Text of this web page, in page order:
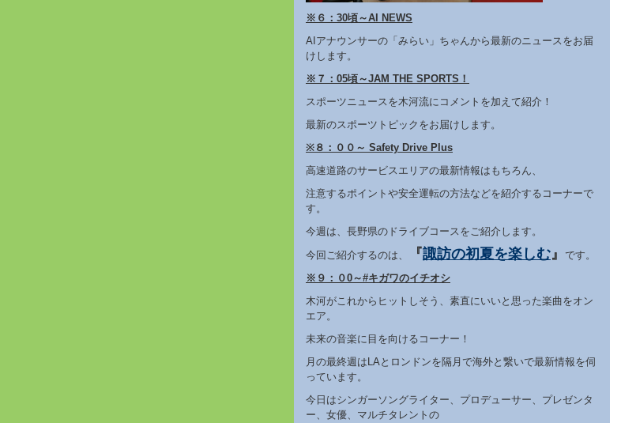
※６：30頃～AI NEWS
AIアナウンサーの「みらい」ちゃんから最新のニュースをお届
けします。
※７：05頃～JAM THE SPORTS！
スポーツニュースを木河流にコメントを加えて紹介！
最新のスポーツトピックをお届けします。
※８：００～ Safety Drive Plus
高速道路のサービスエリアの最新情報はもちろん、
注意するポイントや安全運転の方法などを紹介するコーナーで
す。
今週は、長野県のドライブコースをご紹介します。
今回ご紹介するのは、
『諏訪の初夏を楽しむ』
です。
※９：０0～#キガワのイチオシ
木河がこれからヒットしそう、素直にいいと思った楽曲をオン
エア。
未来の音楽に目を向けるコーナー！
月の最終週はLAとロンドンを隔月で海外と繋いで最新情報を伺
っています。
今日はシンガーソングライター、プロデューサー、プレゼンタ
ー、女優、マルチタレントの